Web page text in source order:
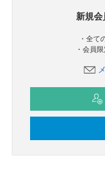
新規
・全て
・会員